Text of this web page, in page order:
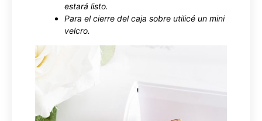
estará listo.
Para el cierre del caja sobre utilicé un mini
velcro.